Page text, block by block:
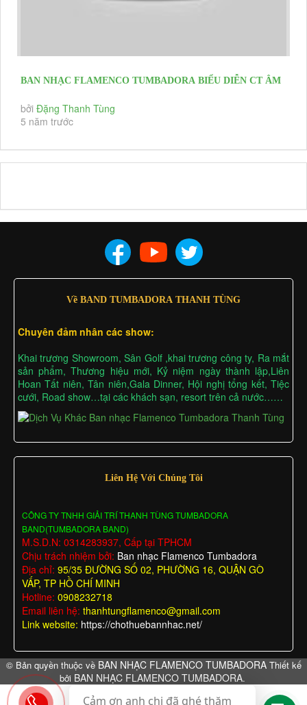
BAN NHẠC FLAMENCO TUMBADORA BIỂU DIỄN CT ÂM
NHẠC TRÊN BIỂN BẾ MẠC LỄ HỘI...
bởi Đặng Thanh Tùng
5 năm trước
Về BAND TUMBADORA THANH TÙNG
Chuyên đảm nhân các show:
Khai trương Showroom, Sân Golf ,khai trương công ty, Ra mắt
sản phẩm, Thương hiệu mới, Kỷ niệm ngày thành lập,Liên
Hoan Tất niên, Tân niên,Gala Dinner, Hội nghị tổng kết, Tiệc
cưới, Road show…tại các khách sạn, resort trên cả nước……
Liên Hệ Với Chúng Tôi
CÔNG TY TNHH GIẢI TRÍ THANH TÙNG TUMBADORA
BAND(TUMBADORA BAND)
M.S.D.N: 0314283937, Cấp tại TPHCM
Chịu trách nhiệm bởi: Ban nhạc Flamenco Tumbadora
Địa chỉ: 95/35 ĐƯỜNG SỐ 02, PHƯỜNG 16, QUẬN GÒ
VẤP, TP HỒ CHÍ MINH
Hotline: 0908232718
Email liên hệ: thanhtungflamenco@gmail.com
Link website: https://chothuebannhac.net/
© Bản quyền thuộc về BAN NHẠC FLAMENCO TUMBADORA Thiết kế
bởi BAN NHẠC FLAMENCO TUMBADORA.
Cảm ơn anh chị đã ghé thăm